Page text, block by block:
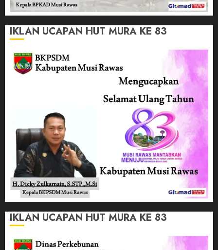
IKLAN UCAPAN HUT MURA KE 83
IKLAN UCAPAN HUT MURA KE 83